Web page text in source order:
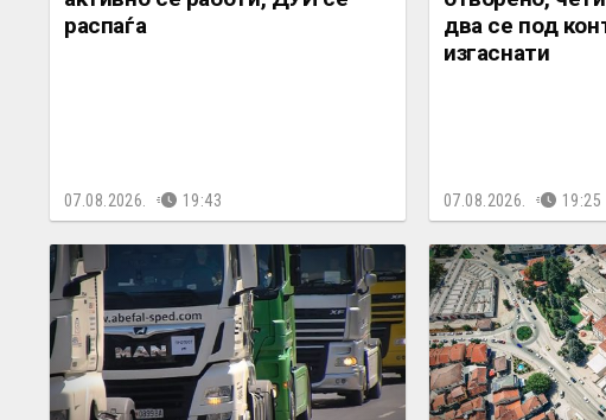
распаѓа
07.08.2026. 19:43
два се под
изгаснати
07.08.2026. 19:25